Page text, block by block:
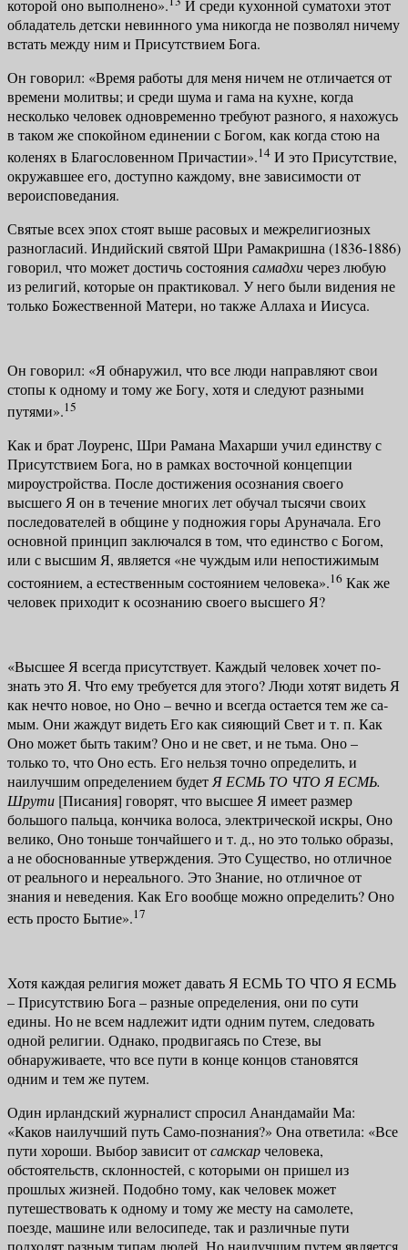
которой оно выполнено».
И среди кухонной суматохи этот
обладатель детски невинного ума никогда не позволял ниче­му
встать между ним и Присутствием Бога.
Он говорил: «Время работы для меня ничем не отличается от
времени мо­литвы; и среди шума и гама на кухне, когда
несколько человек одновременно требуют разного, я нахожусь
в таком же спокойном единении с Богом, как когда стою на
коленях в Благословенном Причастии».14 И это Присутствие,
окружавшее его, доступно каждому, вне зависимости от
вероисповедания.
Святые всех эпох стоят выше расовых и межрелигиозных
разногласий. Ин­дийский святой Шри Рамакришна (1836-1886)
говорил, что может достичь состояниясамадхичерез любую
из религий, которые он практиковал. У него были видения не
только Божественной Матери, но также Аллаха и Иисуса.
Он говорил: «Я обнаружил, что все люди направляют свои
стопы к одному и тому же Богу, хотя и следуют разными
путями».15
Как и брат Лоуренс, Шри Рамана Махарши учил единству с
Присутстви­ем Бога, но в рамках восточной концепции
мироустройства. После дости­жения осознания своего
высшего Я он в течение многих лет обучал тысячи своих
последователей в общине у подножия горы Аруначала. Его
основной принцип заключался в том, что единство с Богом,
или с высшим Я, являет­ся «не чуждым или непостижимым
состоянием, а естественным состояни­ем человека».16 Как же
человек приходит к осознанию своего высшего Я?
«Высшее Я всегда присутствует. Каждый человек хочет по­
знать это Я. Что ему требуется для этого? Люди хотят видеть Я
как нечто новое, но Оно – вечно и всегда остается тем же са­
мым. Они жаждут видеть Его как сияющий Свет и т. п. Как
Оно может быть таким? Оно и не свет, и не тьма. Оно –
только то, что Оно есть. Его нельзя точно определить, и
наилучшим определе­нием будет Я ЕСМЬ ТО ЧТО Я ЕСМЬ.
Шрути [Писания] гово­рят, что высшее Я имеет размер
большого пальца, кончика во­лоса, электрической искры, Оно
велико, Оно тоньше тончайшего и т. д., но это только образы,
а не обоснованные утверждения. Это Существо, но отличное
от реального и нереального. Это Зна­ние, но отличное от
знания и неведения. Как Его вообще можно определить? Оно
есть просто Бытие».17
Хотя каждая религия может давать Я ЕСМЬ ТО ЧТО Я ЕСМЬ
– Присут­ствию Бога – разные определения, они по сути
едины. Но не всем надлежит идти одним путем, следовать
одной религии. Однако, продвигаясь по Сте­зе, вы
обнаруживаете, что все пути в конце концов становятся
одним и тем же путем.
Один ирландский журналист спросил Анандамайи Ма:
«Каков наилуч­ший путь Само-познания?» Она ответила: «Все
пути хороши. Выбор зави­сит отсамскарчеловека,
обстоятельств, склонностей, с которыми он при­шел из
прошлых жизней. Подобно тому, как человек может
путешествовать к одному и тому же месту на самолете,
поезде, машине или велосипеде, так и различные пути
подходят разным типам людей. Но наилучшим путем яв­ляется